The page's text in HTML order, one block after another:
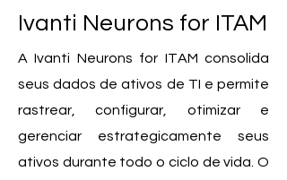
Ivanti Neurons for ITAM
A Ivanti Neurons for ITAM consolida
seus dados de ativos de TI e permite
rastrear, configurar, otimizar e
gerenciar estrategicamente seus
ativos durante todo o ciclo de vida. O